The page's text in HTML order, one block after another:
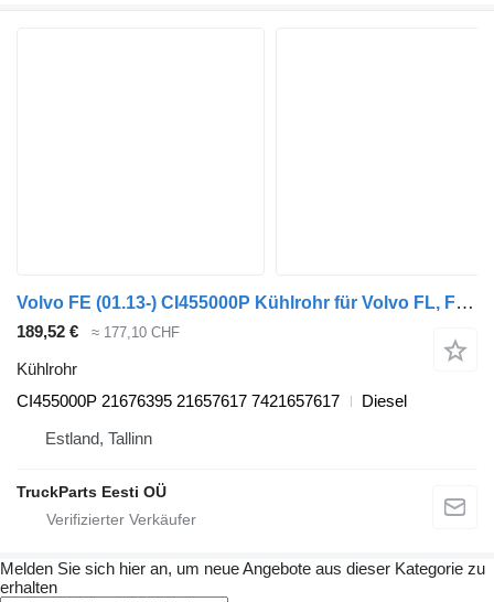
Volvo FE (01.13-) CI455000P Kühlrohr für Volvo FL, FE (2013-) Sattelzugmaschine
189,52 € ≈ 177,10 CHF
Kühlrohr
CI455000P 21676395 21657617 7421657617
Diesel
Estland, Tallinn
TruckParts Eesti OÜ
Melden Sie sich hier an, um neue Angebote aus dieser Kategorie zu
erhalten